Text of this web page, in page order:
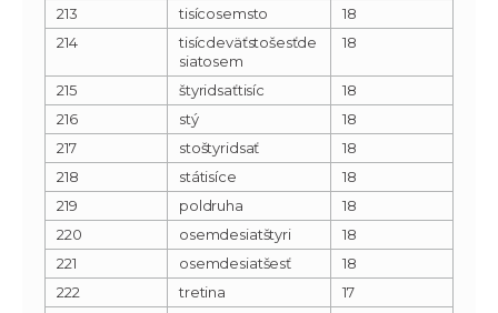
213
tisícosemsto
18
214
tisícdeväťstošesťde
siatosem
18
215 štyridsaťtisíc
18
216
stý
18
217
stoštyridsať
18
218
státisíce
18
219
poldruha
18
220
osemdesiatštyri
18
221
osemdesiatšesť
18
222
tretina
17